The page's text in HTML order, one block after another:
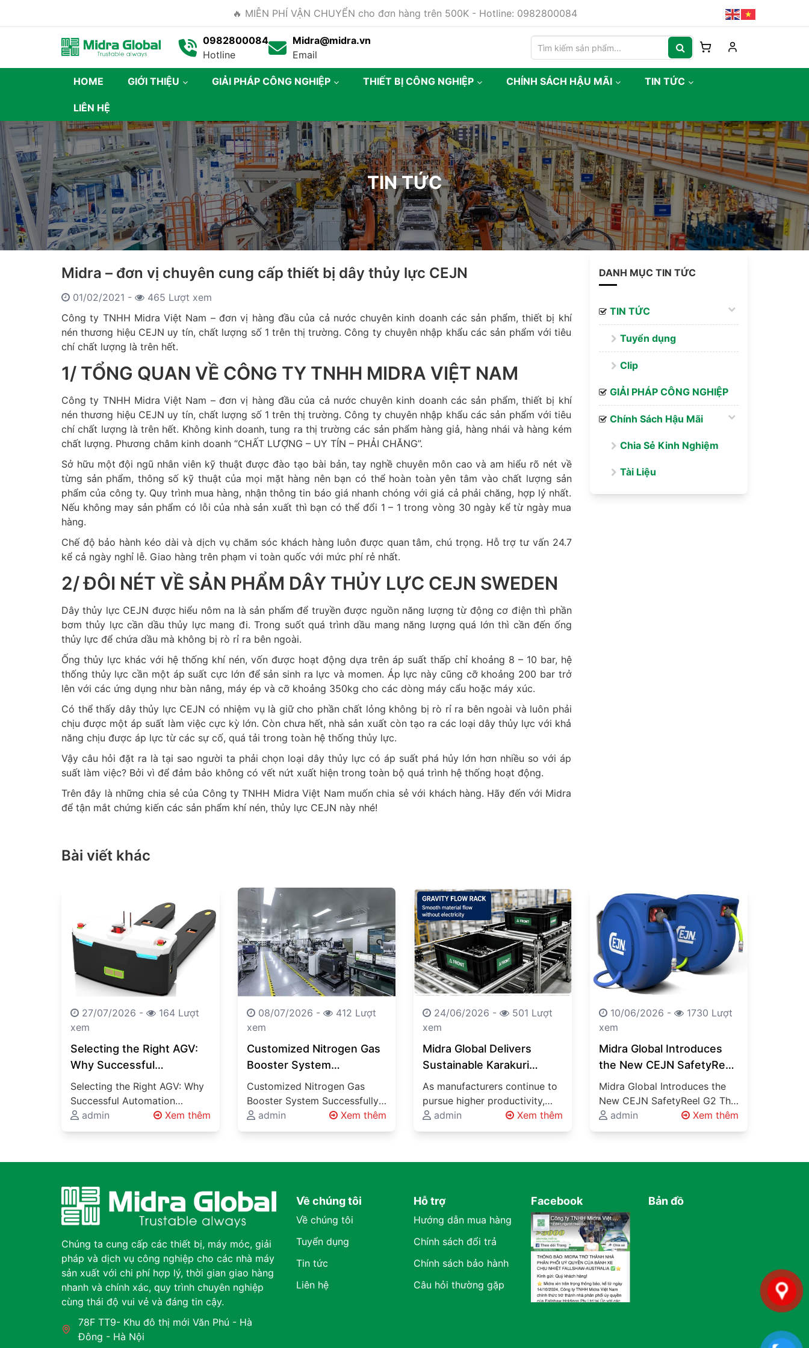
🔥 MIỄN PHÍ VẬN CHUYỂN cho đơn hàng trên 500K - Hotline: 0982800084
0982800084
Hotline
Midra@midra.vn
Email
HOME GIỚI THIỆU GIẢI PHÁP CÔNG NGHIỆP THIẾT BỊ CÔNG NGHIỆP CHÍNH SÁCH HẬU MÃI TIN TỨC
LIÊN HỆ
TIN TỨC
Midra – đơn vị chuyên cung cấp thiết bị dây thủy lực CEJN
01/02/2021 -
465 Lượt xem
Công ty TNHH Midra Việt Nam – đơn vị hàng đầu của cả nước chuyên kinh doanh các sản phẩm, thiết bị khí
nén thương hiệu CEJN uy tín, chất lượng số 1 trên thị trường. Công ty chuyên nhập khẩu các sản phẩm với tiêu
chí chất lượng là trên hết.
1/ TỔNG QUAN VỀ CÔNG TY TNHH MIDRA VIỆT NAM
Công ty TNHH Midra Việt Nam – đơn vị hàng đầu của cả nước chuyên kinh doanh các sản phẩm, thiết bị khí
nén thương hiệu CEJN uy tín, chất lượng số 1 trên thị trường. Công ty chuyên nhập khẩu các sản phẩm với tiêu
chí chất lượng là trên hết. Không kinh doanh, tung ra thị trường các sản phẩm hàng giả, hàng nhái và hàng kém
chất lượng. Phương châm kinh doanh “CHẤT LƯỢNG – UY TÍN – PHẢI CHĂNG”.
Sở hữu một đội ngũ nhân viên kỹ thuật được đào tạo bài bản, tay nghề chuyên môn cao và am hiểu rõ nét về
từng sản phẩm, thông số kỹ thuật của mọi mặt hàng nên bạn có thể hoàn toàn yên tâm vào chất lượng sản
phẩm của công ty. Quy trình mua hàng, nhận thông tin báo giá nhanh chóng với giá cả phải chăng, hợp lý nhất.
Nếu không may sản phẩm có lỗi của nhà sản xuất thì bạn có thể đổi 1 – 1 trong vòng 30 ngày kể từ ngày mua
hàng.
Chế độ bảo hành kéo dài và dịch vụ chăm sóc khách hàng luôn được quan tâm, chú trọng. Hỗ trợ tư vấn 24.7
kể cả ngày nghỉ lễ. Giao hàng trên phạm vi toàn quốc với mức phí rẻ nhất.
2/ ĐÔI NÉT VỀ SẢN PHẨM DÂY THỦY LỰC CEJN SWEDEN
Dây thủy lực CEJN được hiểu nôm na là sản phẩm để truyền được nguồn năng lượng từ động cơ điện thì phần
bơm thủy lực cần dầu thủy lực mang đi. Trong suốt quá trình dầu mang năng lượng quá lớn thì cần đến ống
thủy lực để chứa dầu mà không bị rò rỉ ra bên ngoài.
Ống thủy lực khác với hệ thống khí nén, vốn được hoạt động dựa trên áp suất thấp chỉ khoảng 8 – 10 bar, hệ
thống thủy lực cần một áp suất cực lớn để sản sinh ra lực và momen. Áp lực này cũng cỡ khoảng 200 bar trở
lên với các ứng dụng như bàn nâng, máy ép và cỡ khoảng 350kg cho các dòng máy cẩu hoặc máy xúc.
Có thể thấy dây thủy lực CEJN có nhiệm vụ là giữ cho phần chất lỏng không bị rò rỉ ra bên ngoài và luôn phải
chịu được một áp suất làm việc cực kỳ lớn. Còn chưa hết, nhà sản xuất còn tạo ra các loại dây thủy lực với khả
năng chịu được áp lực từ các sự cố, quá tải trong toàn hệ thống thủy lực.
Vậy câu hỏi đặt ra là tại sao người ta phải chọn loại dây thủy lực có áp suất phá hủy lớn hơn nhiều so với áp
suất làm việc? Bởi vì để đảm bảo không có vết nứt xuất hiện trong toàn bộ quá trình hệ thống hoạt động.
Trên đây là những chia sẻ của Công ty TNHH Midra Việt Nam muốn chia sẻ với khách hàng. Hãy đến với Midra
để tận mắt chứng kiến các sản phẩm khí nén, thủy lực CEJN này nhé!
DANH MỤC TIN TỨC
TIN TỨC
Tuyển dụng
Clip
GIẢI PHÁP CÔNG NGHIỆP
Chính Sách Hậu Mãi
Chia Sẻ Kinh Nghiệm
Tài Liệu
Bài viết khác
27/07/2026 -
164 Lượt
xem
Selecting the Right AGV:
Why Successful
Automation Requires
More Than Choosing a
Vehicle
Selecting the Right AGV: Why
Successful Automation
Requires More Than Choosing
a Vehicle Automated Guided
admin Xem thêm
08/07/2026 -
412 Lượt
xem
Customized Nitrogen Gas
Booster System
Successfully Delivered
Through Midra Global’s
Engineering Expertise
Engineering Solutions
Customized Nitrogen Gas
Booster System Successfully
Delivered Through Midra
Global's Engineering Expertise
admin Xem thêm
24/06/2026 -
501 Lượt
xem
Midra Global Delivers
Sustainable Karakuri
Solutions for One of
Vietnam’s Largest
Automotive
Manufacturers
As manufacturers continue to
pursue higher productivity,
lower operating costs, and
sustainable production
admin Xem thêm
10/06/2026 -
1730 Lượt
xem
Midra Global Introduces
the New CEJN SafetyReel
G2
Midra Global Introduces the
New CEJN SafetyReel G2 The
New Standard for Industrial
Safety and Workplace
admin Xem thêm
Chúng ta cung cấp các thiết bị, máy móc, giải
pháp và dịch vụ công nghiệp cho các nhà máy
sản xuất với chi phí hợp lý, thời gian giao hàng
nhanh và chính xác, quy trình chuyên nghiệp
cùng thái độ vui vẻ và đáng tin cậy.
78F TT9- Khu đô thị mới Văn Phú - Hà
Đông - Hà Nội
Về chúng tôi
Về chúng tôi
Tuyển dụng
Tin tức
Liên hệ
Hỗ trợ
Hướng dẫn mua hàng
Chính sách đổi trả
Chính sách bảo hành
Câu hỏi thường gặp
Facebook Bản đồ